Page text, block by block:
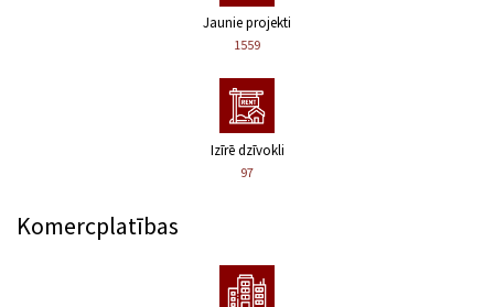
Jaunie projekti
1559
Izīrē dzīvokli
97
Komercplatības